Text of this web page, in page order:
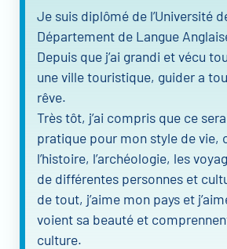
Je suis diplômé de l’Université
Département de Langue
Depuis que j’ai grandi et vécu
une ville touristique, guider a
rêve.
Très tôt, j’ai compris que ce
pratique pour mon style de vie,
l’histoire, l’archéologie, les
de différentes personnes et
de tout, j’aime mon pays et
voient sa beauté et
culture.